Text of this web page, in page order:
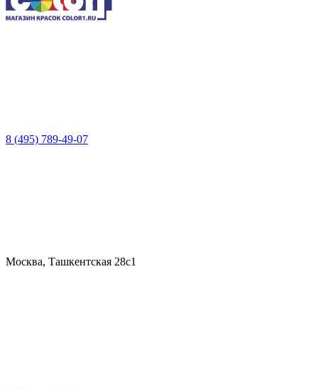
8 (495) 789-49-07
Москва, Ташкентская 28с1